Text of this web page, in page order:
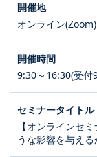
オンライン(Zoom)
9:30～16:30(受付
【オンラインセ
うな影響を与える